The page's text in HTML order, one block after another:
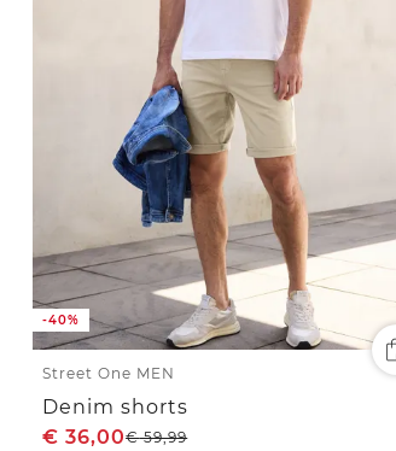
-40%
Street One MEN
Denim shorts
€ 36,00€59,99